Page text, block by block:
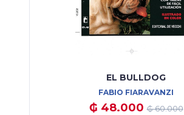
EL BULLDOG
FABIO FIARAVANZI
₲ 48.000₲ 60.000